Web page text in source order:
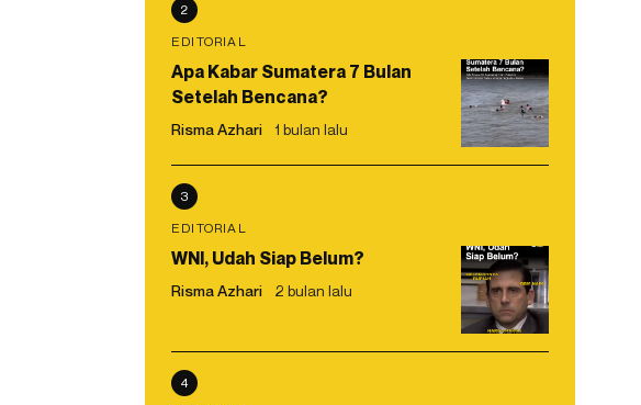
2
EDITORIAL
Apa Kabar Sumatera 7 Bulan
Setelah Bencana?
Risma Azhari 1 bulan lalu
3
EDITORIAL
WNI, Udah Siap Belum?
Risma Azhari 2 bulan lalu
4